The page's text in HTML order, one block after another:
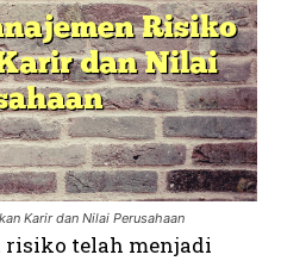
Karir dan Nilai Perusahaan
risiko telah menjadi